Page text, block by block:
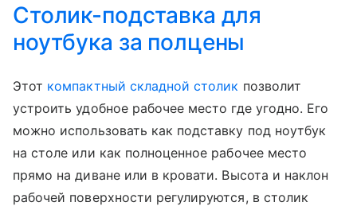
Столик-подставка для
ноутбука за полцены
Этот компактный складной столик позволит
устроить удобное рабочее место где угодно. Его
можно использовать как подставку под ноутбук
на столе или как полноценное рабочее место
прямо на диване или в кровати. Высота и наклон
рабочей поверхности регулируются, в столик